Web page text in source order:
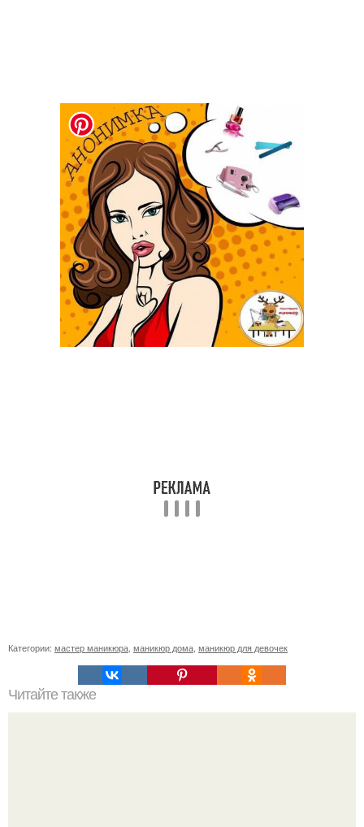
Категории: мастер маникюра маникюр дома маникюр для девочек
Читайте также